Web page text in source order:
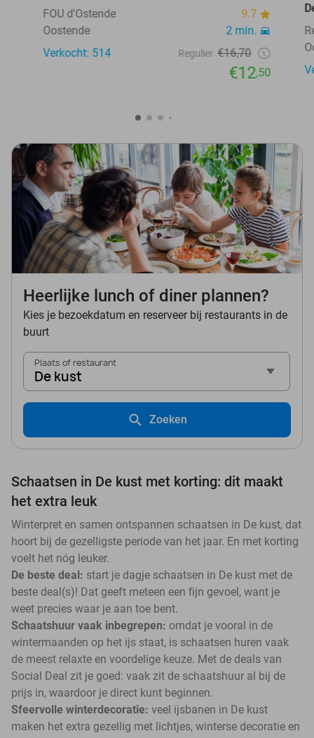
FOU d'Ostende
9.7
Oostende
2 min.
Verkocht: 514
Regulier €16,70
€12,50
Heerlijke lunch of diner plannen?
Kies je bezoekdatum en reserveer bij restaurants in de
buurt
Plaats of restaurant
De kust
Zoeken
Schaatsen in De kust met korting: dit maakt
het extra leuk
Winterpret en samen ontspannen schaatsen in De kust, dat
hoort bij de gezelligste periode van het jaar. En met korting
voelt het nóg leuker.
De beste deal: start je dagje schaatsen in De kust met de
beste deal(s)! Dat geeft meteen een fijn gevoel, want je
weet precies waar je aan toe bent.
Schaatshuur vaak inbegrepen: omdat je vooral in de
wintermaanden op het ijs staat, is schaatsen huren vaak
de meest relaxte en voordelige keuze. Met de deals van
Social Deal zit je goed: vaak zit de schaatshuur al bij de
prijs in, waardoor je direct kunt beginnen.
Sfeervolle winterdecoratie: veel ijsbanen in De kust
maken het extra gezellig met lichtjes, winterse decoratie en